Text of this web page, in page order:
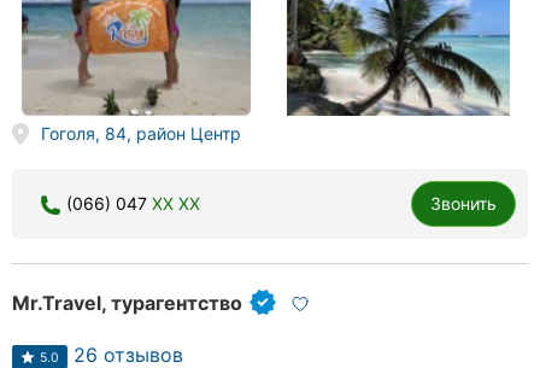
Гоголя, 84, район Центр
(066) 047 XX XX Звонить
Mr.Travel, турагентство
5.0 26 отзывов